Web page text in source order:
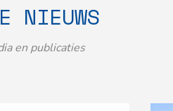
NIEUWS
en publicaties